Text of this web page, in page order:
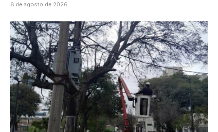
6 de agosto de 2026